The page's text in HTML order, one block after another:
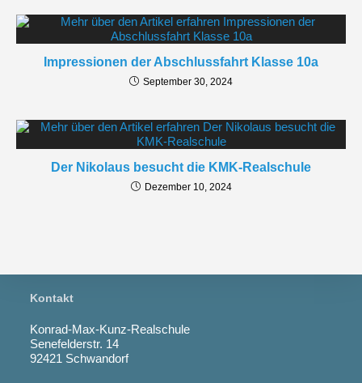
Impressionen der Abschlussfahrt Klasse 10a
September 30, 2024
Der Nikolaus besucht die KMK-Realschule
Dezember 10, 2024
Kontakt
Konrad-Max-Kunz-Realschule
Senefelderstr. 14
92421 Schwandorf